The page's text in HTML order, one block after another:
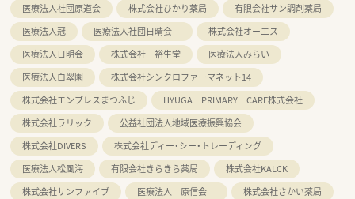
医療法人社団原道会
株式会社ひかり薬局
有限会社サン調剤薬局
医療法人冠
医療法人社団日晴会
株式会社オーエス
医療法人日明会
株式会社 裕生堂
医療法人みらい
医療法人白翠園
株式会社シンクロファーマネット14
株式会社エンブレスまつふじ
HYUGA PRIMARY CARE株式会社
株式会社ラリック
公益社団法人地域医療振興協会
株式会社DIVERS
株式会社ディー・シー・トレーディング
医療法人松風海
有限会社きらきら薬局
株式会社KALCK
株式会社サンファイブ
医療法人 原信会
株式会社さかい薬局